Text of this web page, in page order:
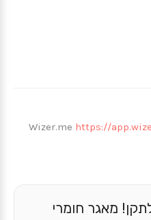
Wizer.me https://
מאגר חומרי